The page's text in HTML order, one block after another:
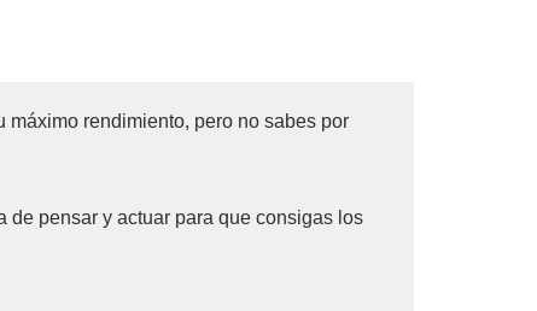
rendimiento, pero no sabes por
de pensar y actuar para que consigas los